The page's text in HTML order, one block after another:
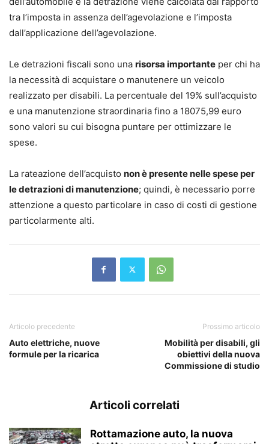
tra l’imposta in assenza dell’agevolazione e l’imposta
dall’applicazione dell’agevolazione.
Le detrazioni fiscali sono una risorsa importante per chi ha
la necessità di acquistare o manutenere un veicolo
realizzato per disabili. La percentuale del 19% sull’acquisto
e una manutenzione straordinaria fino a 18075,99 euro
sono valori su cui bisogna puntare per ottimizzare le
spese.
La rateazione dell’acquisto non è presente nelle spese per
le detrazioni di manutenzione; quindi, è necessario porre
attenzione a questo particolare in caso di costi di gestione
particolarmente alti.
Articolo precedente
Auto elettriche, nuove
formule per la ricarica
Prossimo articolo
Mobilità per disabili, gli
obiettivi della nuova
Commissione di studio
Articoli correlati
Rottamazione auto, la nuova